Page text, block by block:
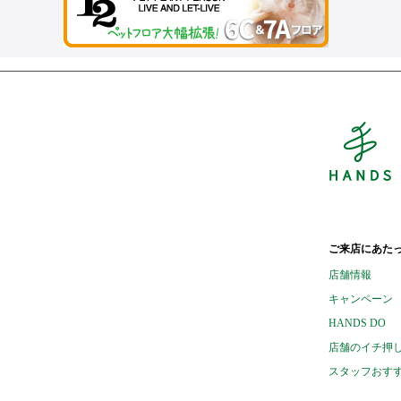
ご来店にあた
店舗情報
キャンペーン
HANDS DO
店舗のイチ押
スタッフおす